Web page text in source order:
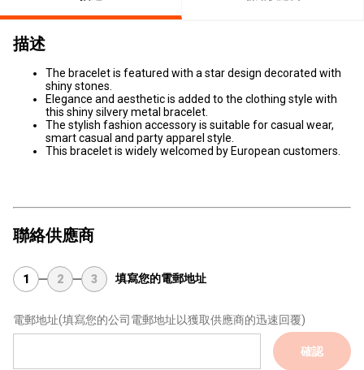
描述
The bracelet is featured with a star design decorated with
shiny stones.
Elegance and aesthetic is added to the clothing style with
this shiny silvery metal bracelet.
The stylish fashion accessory is suitable for casual wear,
smart casual and party apparel style.
This bracelet is widely welcomed by European customers.
聯絡供應商
1 2 3 填寫您的電郵地址
電郵地址(填寫您的公司電郵地址以獲取供應商的迅速回覆)
確認